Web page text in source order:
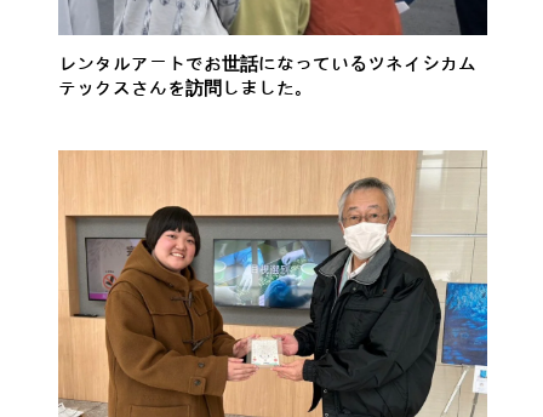
レンタルアートでお世話になっているツネイシカム
テックスさんを訪問しました。